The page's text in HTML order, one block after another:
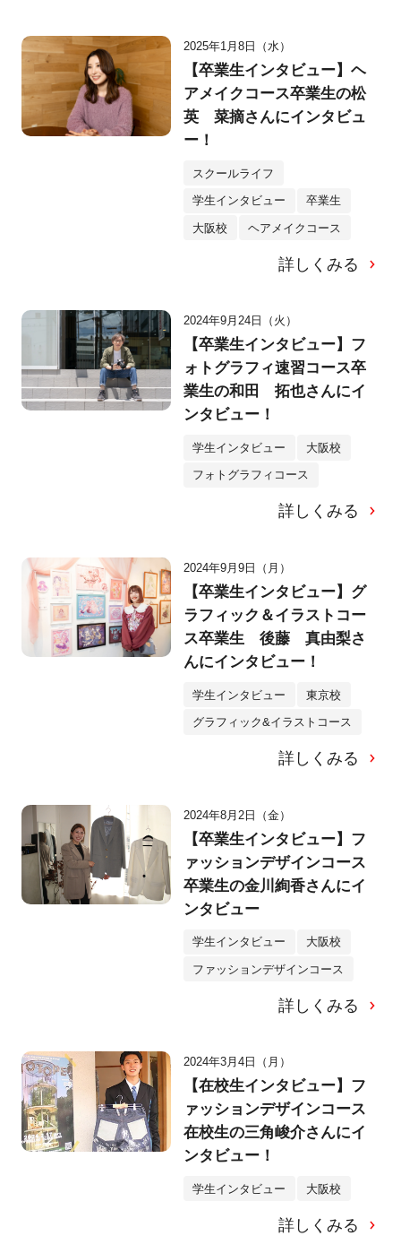
2025年1月8日（水）
【卒業生インタビュー】ヘ
アメイクコース卒業生の松
英 菜摘さんにインタビュ
ー！
スクールライフ
学生インタビュー 卒業生
大阪校 ヘアメイクコース
詳しくみる
2024年9月24日（火）
【卒業生インタビュー】フ
ォトグラフィ速習コース卒
業生の和田 拓也さんにイ
ンタビュー！
学生インタビュー 大阪校
フォトグラフィコース
詳しくみる
2024年9月9日（月）
【卒業生インタビュー】グ
ラフィック＆イラストコー
ス卒業生 後藤 真由梨さ
んにインタビュー！
学生インタビュー 東京校
グラフィック&イラストコース
詳しくみる
2024年8月2日（金）
【卒業生インタビュー】フ
ァッションデザインコース
卒業生の金川絢香さんにイ
ンタビュー
学生インタビュー 大阪校
ファッションデザインコース
詳しくみる
2024年3月4日（月）
【在校生インタビュー】フ
ァッションデザインコース
在校生の三角峻介さんにイ
ンタビュー！
学生インタビュー 大阪校
詳しくみる